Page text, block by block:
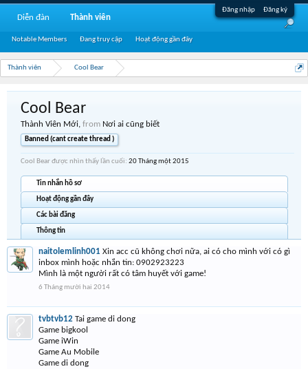
Đăng nhập Đăng ký
Thành viên Cool Bear
Cool Bear
Thành Viên Mới, from Nơi ai cũng biết
Banned (cant create thread )
Cool Bear được nhìn thấy lần cuối: 20 Tháng một 2015
Tin nhắn hồ sơ
Hoạt động gần đây
Các bài đăng
Thông tin
naitolemlinh001 Xin acc cũ không chơi nữa, ai có cho mình với có gì
inbox mình hoặc nhắn tin: 0902923223
Mình là một người rất có tâm huyết với game!
6 Tháng mười hai 2014
tvbtvb12 Tai game di dong
Game bigkool
Game iWin
Game Au Mobile
Game di dong
Diễn đàn Thành viên
Notable Members Đang truy cập Hoạt động gần đây